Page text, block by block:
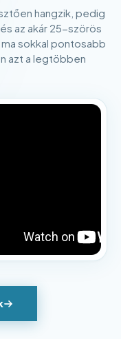
hangzik, pedig
az akár 25-szörös
sokkal pontosabb
azt a legtöbben